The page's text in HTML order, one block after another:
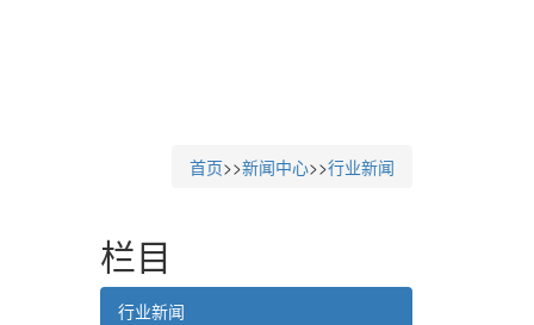
首页>>新闻中心>>行业新闻
栏目
行业新闻